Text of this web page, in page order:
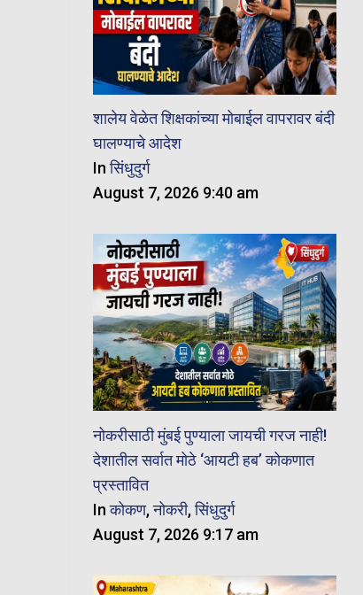
शालेय वेळेत शिक्षकांच्या मोबाईल वापरावर बंदी
घालण्याचे आदेश
Inसिंधुदुर्ग
August 7, 2026 9:40 am
नोकरीसाठी मुंबई पुण्याला जायची गरज नाही!
देशातील सर्वात मोठे ‘आयटी हब’ कोकणात
प्रस्तावित
Inकोकण,नोकरी,सिंधुदुर्ग
August 7, 2026 9:17 am